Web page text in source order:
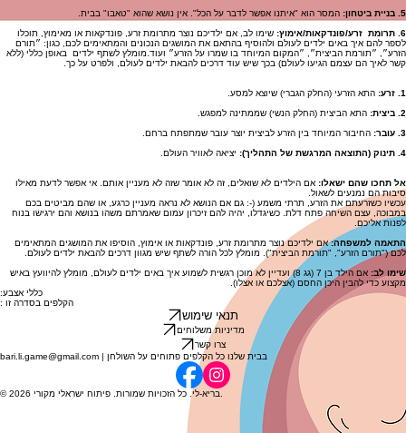
5. בניית ביטחון: המסר הוא "איתנו אפשר לדבר על הכל". אין נושא שהוא "טאבו" בבית.
6. תרומת זרע/פונדקאות/אימוץ:
שימו לב, אם ילדיכם נוצר מתרומת זרע, פונדקאות או מאימוץ, תוכלו
לספר להם איך באים ילדים לעולם ולהוסיף בהתאם את המושגים הנכונים והמתאימים לכם, כגון: ״תורם
הזרע״, ״תורמת הביצית״, ״המקום המיוחד בו שמרו על הזרע״ ועוד.מומלץ לשתף ילדים באופן כללי (ללא
קשר לאיך הם עצמם הגיעו לעולם) בכך שיש עוד דרכים להבאת ילדים לעולם, ולפרט על כך.
1. זרע:
התא הזרעי (החלק הגברי) שיוצא למסע.
2. ביצית:
התא הביצית (החלק הנשי) שממתינה למפגש.
3. עובר:
החיבור המיוחד בין הזרע לביצית יוצר עובר שמתפתח ברחם.
4. תינוק (התוצאה המרגשת של התהליך):
יציאה לאוויר העולם.
אל תחכו שהם ישאלו: אם הילדים לא שואלים, זה לא אומר שזה לא מעניין אותם. אי אפשר לדעת מאילו
סיבות הם נמנעים לשאול.
עכשיו כשזרעתם את הזרע, תרתי משמע (-: גם אם הנושא לא נראה מעניין כרגע, או שהם מביטים בכם
במבוכה, עצם השיחה פתח דלת. כשיגדלו, יהיה להם זיכרון עמום שאמרתם משהו בנושא והם ירגישו בנוח
לפנות אליכם.
התאמה למשפחה:אם ילדיכם נוצר מתרומת זרע, פונדקאות או אימוץ, הוסיפו את המושגים המתאימים
לכם ("תורם הזרע", "תורמת הביצית"). מומלץ לכל הורה לשתף שיש מגוון דרכים להבאת ילדים לעולם.
שימו לב:
אם הילד בן 7 (גג 8) ועדיין לא מוכן רגשית לשמוע איך באים ילדים לעולם, מומלץ להיוועץ באיש
מקצוע כדי להבין היכן החסם (אצלכם או אצלו).
:כללי אצבע
: הקלפים בסדרה זו
תנאי שימוש
מדיניות משלוחים
צרו קשר
bari.li.game@gmail.com | בבית שלנו כל הקלפים פתוחים על השולחן
© 2026 בריא-לי. כל הזכויות שמורות. פיתוח ישראלי מקורי.